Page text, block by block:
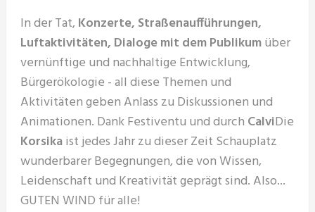
In der Tat, Konzerte, Straßenaufführungen,
Luftaktivitäten, Dialoge mit dem Publikumüber
vernünftige und nachhaltige Entwicklung,
Bürgerökologie - all diese Themen und
Aktivitäten geben Anlass zu Diskussionen und
Animationen. Dank Festiventu und durch CalviDie
Korsikaist jedes Jahr zu dieser Zeit Schauplatz
wunderbarer Begegnungen, die von Wissen,
Leidenschaft und Kreativität geprägt sind. Also...
GUTEN WIND für alle!